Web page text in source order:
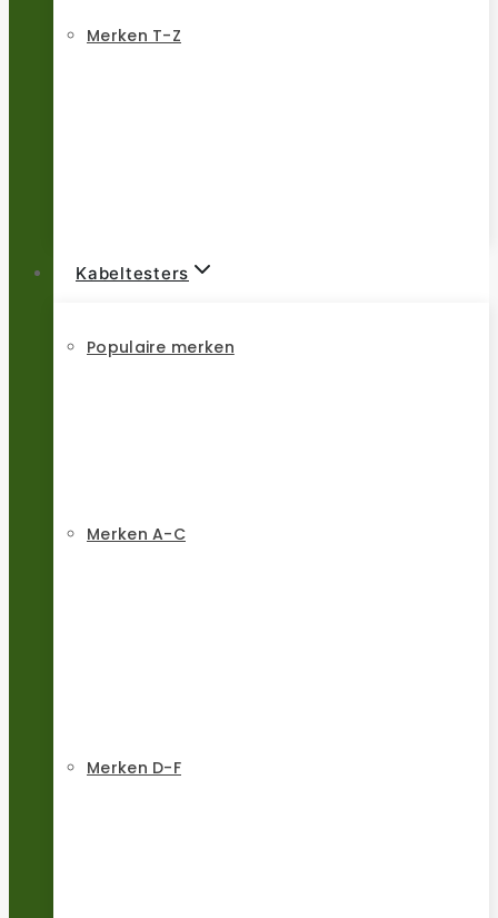
Merken T-Z
Kabeltesters
Populaire merken
Merken A-C
Merken D-F